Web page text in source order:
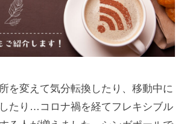
を変えて気分転換したり、移動中に
たり…コロナ禍を経てフレキシブル